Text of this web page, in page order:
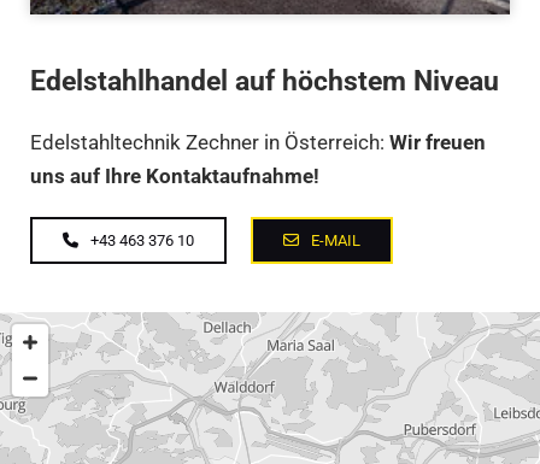
Edelstahlhandel auf höchstem Niveau
Edelstahltechnik Zechner in Österreich: Wir freuen
uns auf Ihre Kontaktaufnahme!
+43 463 376 10 E-MAIL